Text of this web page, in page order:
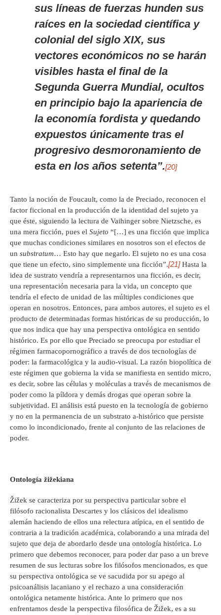
sus líneas de fuerzas hunden sus
raíces en la sociedad científica y
colonial del siglo XIX, sus
vectores económicos no se harán
visibles hasta el final de la
Segunda Guerra Mundial, ocultos
en principio bajo la apariencia de
la economía fordista y quedando
expuestos únicamente tras el
progresivo desmoronamiento de
esta en los años setenta”.[20]
Tanto la noción de Foucault, como la de Preciado, reconocen el
factor ficcional en la producción de la identidad del sujeto ya
que éste, siguiendo la lectura de Vaihinger sobre Nietzsche, es
una mera ficción, pues el Sujeto “[…] es una ficción que implica
que muchas condiciones similares en nosotros son el efectos de
un substratum… Esto hay que negarlo. El sujeto no es una cosa
que tiene un efecto, sino simplemente una ficción”.[21]Hasta la
idea de sustrato vendría a representarnos una ficción, es decir,
una representación necesaria para la vida, un concepto que
tendría el efecto de unidad de las múltiples condiciones que
operan en nosotros. Entonces, para ambos autores, el sujeto es el
producto de determinadas formas históricas de su producción, lo
que nos indica que hay una perspectiva ontológica en sentido
histórico. Es por ello que Preciado se preocupa por estudiar el
régimen farmacopornográfico a través de dos tecnologías de
poder: la farmacológica y la audio-visual. La razón biopolítica de
este régimen que gobierna la vida se manifiesta en sentido micro,
es decir, sobre las células y moléculas a través de mecanismos de
poder como la píldora y demás drogas que operan sobre la
subjetividad. El análisis está puesto en la tecnología de gobierno
y no en la permanencia de un substrato a-histórico que persiste
como lo incondicionado, frente al conjunto de las relaciones de
poder.
Ontología žižekiana
Žižek se caracteriza por su perspectiva particular sobre el
filósofo racionalista Descartes y los clásicos del idealismo
alemán haciendo de ellos una relectura atípica, en el sentido de
contraria a la tradición académica, colaborando a una mirada del
sujeto que deja de abordarlo desde una ontología histórica. Lo
primero que debemos reconocer, para poder dar paso a un breve
resumen de sus lecturas sobre los filósofos mencionados, es que
su perspectiva ontológica se ve sacudida por su apego al
psicoanálisis lacaniano y el rechazo a una consideración
ontológica netamente histórica. Ante lo primero que nos
enfrentamos desde la perspectiva filosófica de Žižek, es a su